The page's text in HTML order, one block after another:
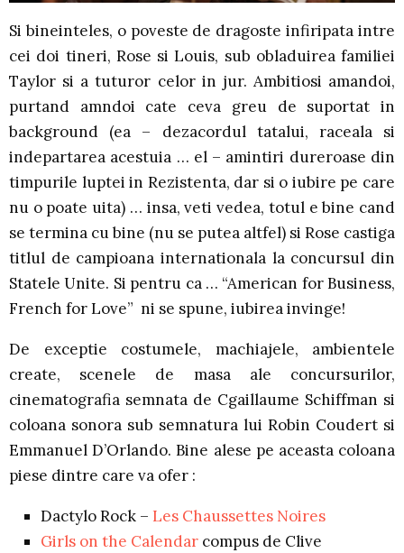
Si bineinteles, o poveste de dragoste infiripata intre
cei doi tineri, Rose si Louis, sub obladuirea familiei
Taylor si a tuturor celor in jur. Ambitiosi amandoi,
purtand amndoi cate ceva greu de suportat in
background (ea – dezacordul tatalui, raceala si
indepartarea acestuia … el – amintiri dureroase din
timpurile luptei in Rezistenta, dar si o iubire pe care
nu o poate uita) … insa, veti vedea, totul e bine cand
se termina cu bine (nu se putea altfel) si Rose castiga
titlul de campioana internationala la concursul din
Statele Unite. Si pentru ca … “American for Business,
French for Love” ni se spune, iubirea invinge!
De exceptie costumele, machiajele, ambientele
create, scenele de masa ale concursurilor,
cinematografia semnata de Cgaillaume Schiffman si
coloana sonora sub semnatura lui Robin Coudert si
Emmanuel D’Orlando. Bine alese pe aceasta coloana
piese dintre care va ofer :
Dactylo Rock – Les Chaussettes Noires
Girls on the Calendar compus de Clive